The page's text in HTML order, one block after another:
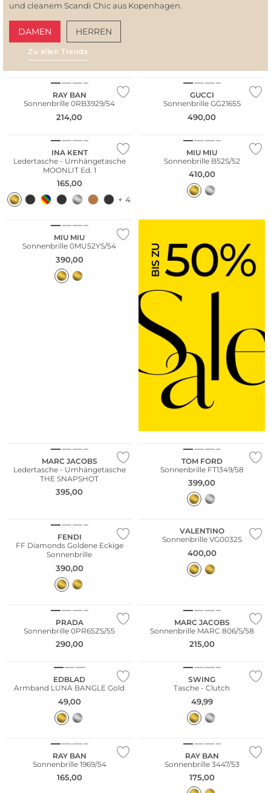
und cleanem Scandi Chic aus Kopenhagen.
DAMEN HERREN
Zu allen Trends
RAY BAN
Sonnenbrille 0RB3929/54
214,00
GUCCI
Sonnenbrille GG2165S
490,00
INA KENT
Ledertasche - Umhängetasche
MOONLIT Ed. 1
165,00
+ 4
MIU MIU
Sonnenbrille B52S/52
410,00
NEU
MIU MIU
Sonnenbrille 0MU52YS/54
390,00
MARC JACOBS
Ledertasche - Umhängetasche
THE SNAPSHOT
395,00
TOM FORD
Sonnenbrille FT1349/58
399,00
FENDI
FF Diamonds Goldene Eckige
Sonnenbrille
390,00
VALENTINO
Sonnenbrille VG0032S
400,00
PRADA
Sonnenbrille 0PR65ZS/55
290,00
MARC JACOBS
Sonnenbrille MARC 806/S/58
215,00
EDBLAD
Armband LUNA BANGLE Gold
49,00
SWING
Tasche - Clutch
49,99
RAY BAN
Sonnenbrille 1969/54
165,00
RAY BAN
Sonnenbrille 3447/53
175,00